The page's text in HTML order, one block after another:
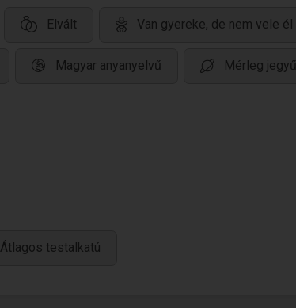
Elvált Van gyereke, de nem vele él
Magyar anyanyelvű Mérleg jegyű
Átlagos testalkatú